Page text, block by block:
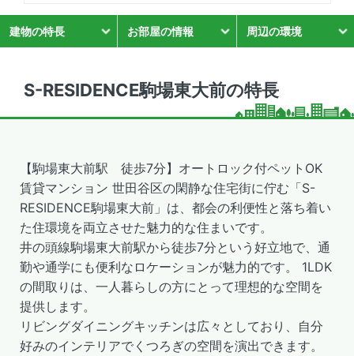
建物の特長 お部屋の情報 周辺の環境
S-RESIDENCE駒場東大前の特長
【駒場東大前駅 徒歩7分】オートロック付ペットOK
賃貸マンション 世田谷区の閑静な住宅街に佇む「S-
RESIDENCE駒場東大前」は、都会の利便性と落ち着い
た住環境を両立させた魅力的な住まいです。
井の頭線駒場東大前駅から徒歩7分という好立地で、通
勤や通学にも便利なロケーションが魅力的です。 1LDK
の間取りは、一人暮らしの方にとって理想的な空間を
提供します。
リビングダイニングキッチンは広々としており、自分
好みのインテリアでくつろぎの空間を演出できます。